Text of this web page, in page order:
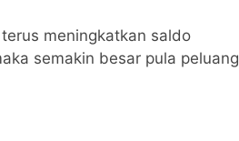
meningkatkan saldo
semakin besar pula peluang